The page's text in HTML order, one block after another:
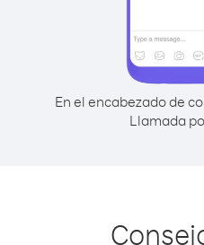
En el encabezado de
Llamada